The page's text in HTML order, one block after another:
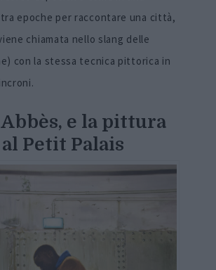
epoche per raccontare una città,
chiamata nello slang delle
con la stessa tecnica pittorica in
e la pittura
Petit Palais